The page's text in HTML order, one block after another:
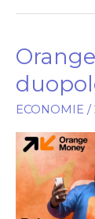
D’ÉDUCATION
SÉNÉGAL
ECONOMIE /
Orange
money
–
Wave,
un
duopole
de
Bertrand